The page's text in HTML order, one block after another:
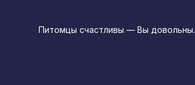
Питомцы счастливы — Вы довольны.